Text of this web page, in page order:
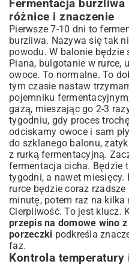
Fermentacja
różnice i znaczenie
Pierwsze 7-10 dni to
burzliwa. Nazywa się tak
powodu. W balonie będzie
Piana, bulgotanie w rurce,
owoce. To normalne. To
tym czasie nastaw
pojemniku
gazą, mieszając go 2-3
tygodniu, gdy proces
odciskamy owoce i sam
do szklanego balonu,
z rurką fermentacyjną.
fermentacja cicha. Będzie
tygodni, a nawet miesięcy.
rurce będzie coraz
minutę, potem raz na kilka
Cierpliwość. To jest klucz.
przepis na domowe wino
porzeczki podkreśla
faz.
Kontrola